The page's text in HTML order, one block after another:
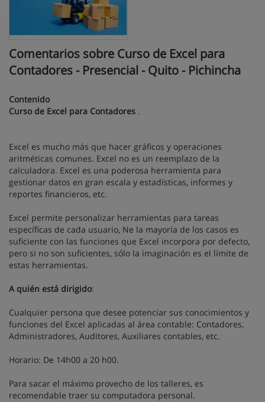
Comentarios sobre Curso de Excel para
Contadores - Presencial - Quito - Pichincha
Contenido
Curso de Excel para Contadores .
Excel es mucho más que hacer gráficos y operaciones
aritméticas comunes. Excel no es un reemplazo de la
calculadora. Excel es una poderosa herramienta para
gestionar datos en gran escala y estadísticas, informes y
reportes financieros, etc.
Excel permite personalizar herramientas para tareas
específicas de cada usuario, Ne la mayoría de los casos es
suficiente con las funciones que Excel incorpora por defecto,
pero si no son suficientes, sólo la imaginación es el límite de
estas herramientas.
A quién está dirigido:
Cualquier persona que desee potenciar sus conocimientos y
funciones del Excel aplicadas al área contable: Contadores,
Administradores, Auditores, Auxiliares contables, etc.
Horario: De 14h00 a 20 h00.
Para sacar el máximo provecho de los talleres, es
recomendable traer su computadora personal.